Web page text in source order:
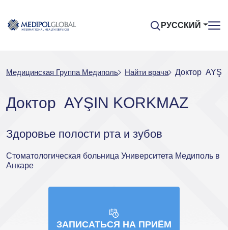
РУССКИЙ
Медицинская Группа Медиполь Найти врача Доктор
Доктор AYŞIN KORKMAZ
Здоровье полости рта и зубов
Стоматологическая больница Университета Медиполь в
Анкаре
ЗАПИСАТЬСЯ НА ПРИЁМ